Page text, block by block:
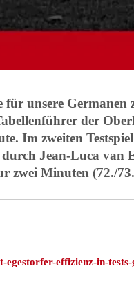
für unsere
der
Im zweiten
durch Jean-Luca
Minuten (72./
effizienz-in-